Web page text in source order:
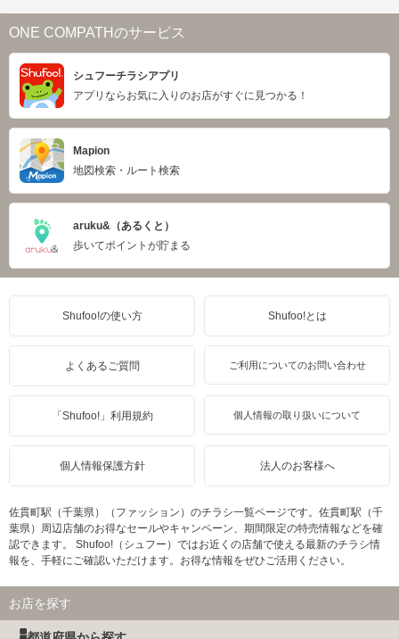
ONE COMPATHのサービス
シュフーチラシアプリ
アプリならお気に入りのお店がすぐに見つかる！
Mapion
地図検索・ルート検索
aruku&（あるくと）
歩いてポイントが貯まる
Shufoo!の使い方 Shufoo!とは
よくあるご質問 ご利用についてのお問い合わせ
「Shufoo!」利用規約 個人情報の取り扱いについて
個人情報保護方針 法人のお客様へ
佐貫町駅（千葉県）（ファッション）のチラシ一覧ページです。佐貫町駅（千
葉県）周辺店舗のお得なセールやキャンペーン、期間限定の特売情報などを確
認できます。 Shufoo!（シュフー）ではお近くの店舗で使える最新のチラシ情
報を、手軽にご確認いただけます。お得な情報をぜひご活用ください。
お店を探す